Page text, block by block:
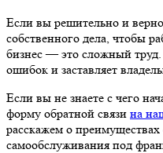
Если вы решительно и
собственного дела, чтобы
бизнес — это сложный
ошибок и заставляет
Если вы не знаете с чего
форму обратной связи на
расскажем о
самообслуживания под